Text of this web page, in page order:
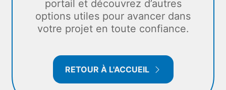
portail et découvrez d’autres
options utiles pour avancer dans
votre projet en toute confiance.
RETOUR À L'ACCUEIL